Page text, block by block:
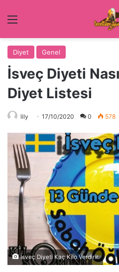
Menü
Diyet Genel
İsveç Diyeti Nasıl
Diyet Listesi
lily 17/10/2020 0 578
İsveç Diyeti Kaç Kilo Verdirir